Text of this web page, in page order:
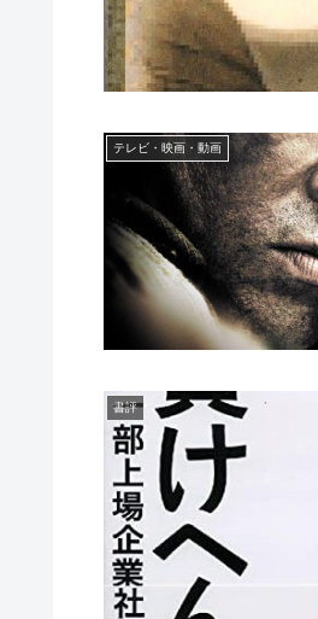
テレビ・映画・動画
書評